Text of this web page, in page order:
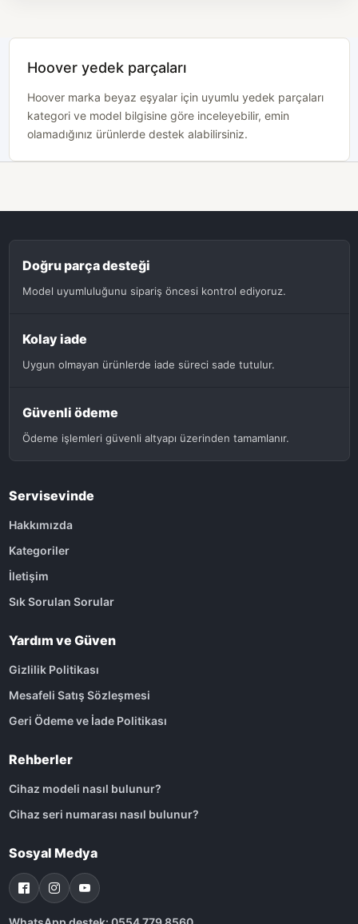
Hoover yedek parçaları
Hoover marka beyaz eşyalar için uyumlu yedek parçaları
kategori ve model bilgisine göre inceleyebilir, emin
olamadığınız ürünlerde destek alabilirsiniz.
Doğru parça desteği
Model uyumluluğunu sipariş öncesi kontrol ediyoruz.
Kolay iade
Uygun olmayan ürünlerde iade süreci sade tutulur.
Güvenli ödeme
Ödeme işlemleri güvenli altyapı üzerinden tamamlanır.
Servisevinde
Hakkımızda
Kategoriler
İletişim
Sık Sorulan Sorular
Yardım ve Güven
Gizlilik Politikası
Mesafeli Satış Sözleşmesi
Geri Ödeme ve İade Politikası
Rehberler
Cihaz modeli nasıl bulunur?
Cihaz seri numarası nasıl bulunur?
Sosyal Medya